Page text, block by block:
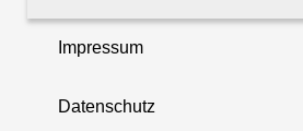
Impressum
Datenschutz